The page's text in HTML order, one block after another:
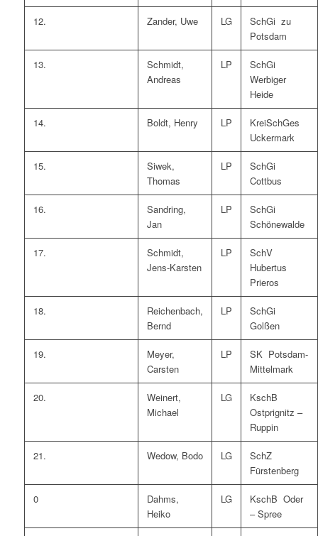
12. Zander, Uwe LG
SchGi zu
Potsdam
13.
Schmidt,
Andreas
LP
SchGi
Werbiger
Heide
14. Boldt, Henry LP
KreiSchGes
Uckermark
15.
Siwek,
Thomas
LP
SchGi
Cottbus
16.
Sandring,
Jan
LP
SchGi
Schönewalde
17.
Schmidt,
Jens-Karsten
LP
SchV
Hubertus
Prieros
18.
Reichenbach,
Bernd
LP
SchGi
Golßen
19.
Meyer,
Carsten
LP
SK Potsdam-
Mittelmark
20.
Weinert,
Michael
LG
KschB
Ostprignitz –
Ruppin
21. Wedow, Bodo LG
SchZ
Fürstenberg
0
Dahms,
Heiko
LG
KschB Oder
– Spree